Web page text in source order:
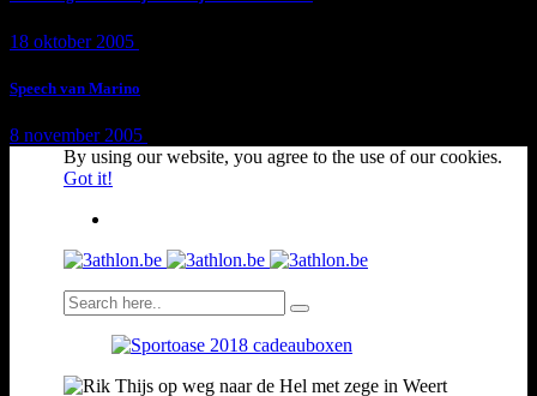
18 oktober 2005
Speech van Marino
8 november 2005
By using our website, you agree to the use of our cookies.
Got it!